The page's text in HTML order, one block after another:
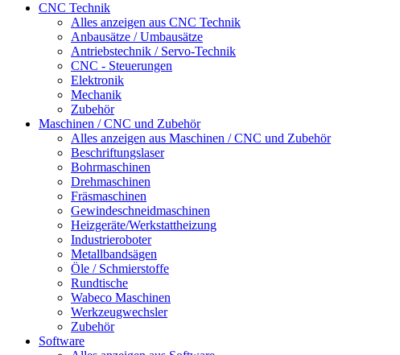
CNC Technik
Alles anzeigen aus CNC Technik
Anbausätze / Umbausätze
Antriebstechnik / Servo-Technik
CNC - Steuerungen
Elektronik
Mechanik
Zubehör
Maschinen / CNC und Zubehör
Alles anzeigen aus Maschinen / CNC und Zubehör
Beschriftungslaser
Bohrmaschinen
Drehmaschinen
Fräsmaschinen
Gewindeschneidmaschinen
Heizgeräte/Werkstattheizung
Industrieroboter
Metallbandsägen
Öle / Schmierstoffe
Rundtische
Wabeco Maschinen
Werkzeugwechsler
Zubehör
Software